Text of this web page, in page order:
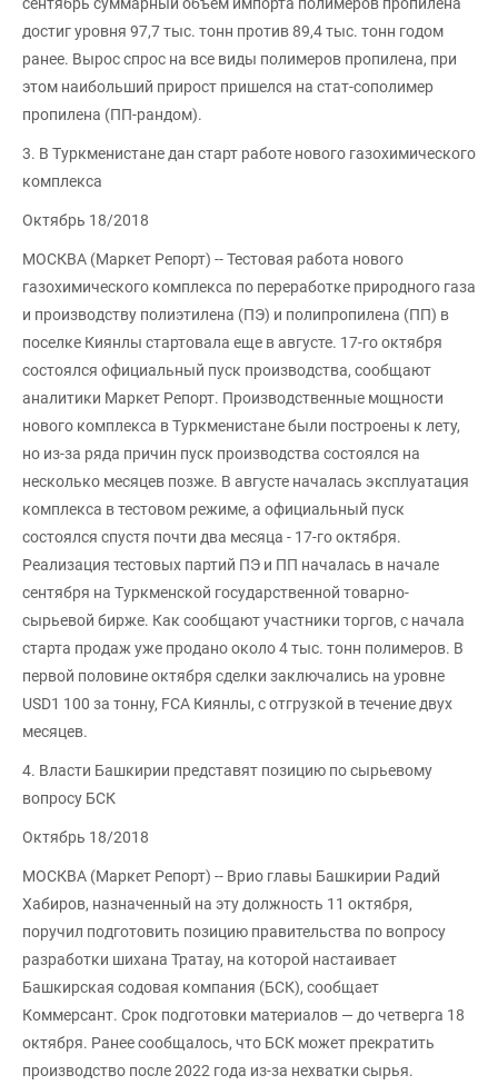
достиг уровня 97,7 тыс. тонн против 89,4 тыс. тонн годом
ранее. Вырос спрос на все виды полимеров пропилена, при
этом наибольший прирост пришелся на стат-сополимер
пропилена (ПП-рандом).
3. В Туркменистане дан старт работе нового газохимического
комплекса
Октябрь 18/2018
МОСКВА (Маркет Репорт) -- Тестовая работа нового
газохимического комплекса по переработке природного газа
и производству полиэтилена (ПЭ) и полипропилена (ПП) в
поселке Киянлы стартовала еще в августе. 17-го октября
состоялся официальный пуск производства, сообщают
аналитики Маркет Репорт. Производственные мощности
нового комплекса в Туркменистане были построены к лету,
но из-за ряда причин пуск производства состоялся на
несколько месяцев позже. В августе началась эксплуатация
комплекса в тестовом режиме, а официальный пуск
состоялся спустя почти два месяца - 17-го октября.
Реализация тестовых партий ПЭ и ПП началась в начале
сентября на Туркменской государственной товарно-
сырьевой бирже. Как сообщают участники торгов, с начала
старта продаж уже продано около 4 тыс. тонн полимеров. В
первой половине октября сделки заключались на уровне
USD1 100 за тонну, FCA Киянлы, с отгрузкой в течение двух
месяцев.
4. Власти Башкирии представят позицию по сырьевому
вопросу БСК
Октябрь 18/2018
МОСКВА (Маркет Репорт) -- Врио главы Башкирии Радий
Хабиров, назначенный на эту должность 11 октября,
поручил подготовить позицию правительства по вопросу
разработки шихана Тратау, на которой настаивает
Башкирская содовая компания (БСК), сообщает
Коммерсант. Срок подготовки материалов — до четверга 18
октября. Ранее сообщалось, что БСК может прекратить
производство после 2022 года из-за нехватки сырья.